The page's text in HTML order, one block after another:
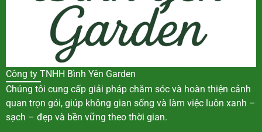
Công ty TNHH Bình Yên Garden
Chúng tôi cung cấp giải pháp chăm sóc và hoàn thiện cảnh
quan trọn gói, giúp không gian sống và làm việc luôn xanh –
sạch – đẹp và bền vững theo thời gian.